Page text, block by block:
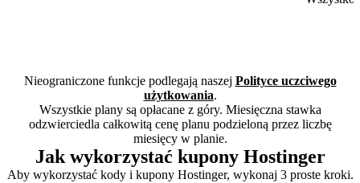
Nieograniczone funkcje podlegają naszej Polityce uczciwego
użytkowania.
Wszystkie plany są opłacane z góry. Miesięczna stawka
odzwierciedla całkowitą cenę planu podzieloną przez liczbę
miesięcy w planie.
Jak wykorzystać kupony Hostinger
Aby wykorzystać kody i kupony Hostinger, wykonaj 3 proste kroki.